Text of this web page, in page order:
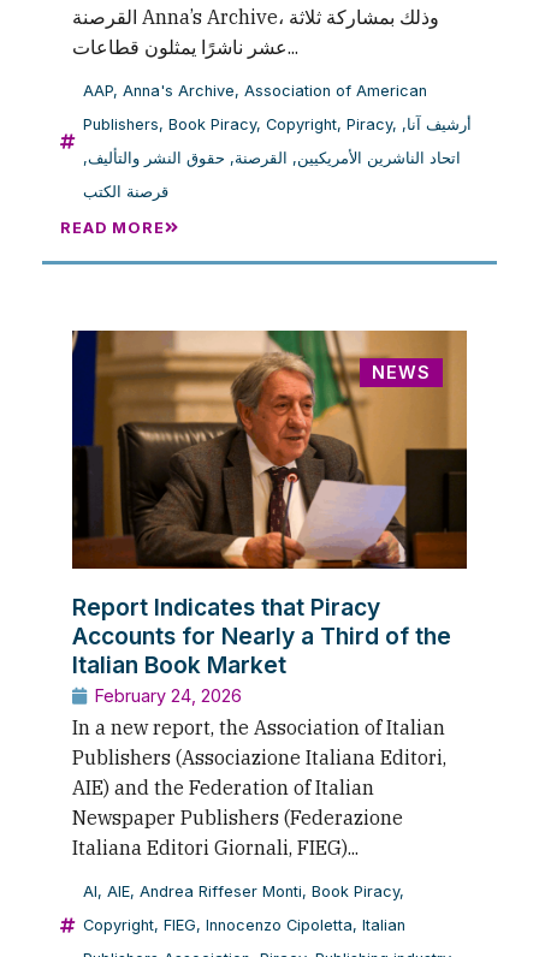
القرصنة Anna’s Archive، وذلك بمشاركة ثلاثة
عشر ناشرًا يمثلون قطاعات...
AAP, Anna's Archive, Association of American
Publishers, Book Piracy, Copyright, Piracy, أرشيف آنا,
اتحاد الناشرين الأمريكيين, القرصنة, حقوق النشر والتأليف,
قرصنة الكتب
READ MORE
NEWS
Report Indicates that Piracy
Accounts for Nearly a Third of the
Italian Book Market
February 24, 2026
In a new report, the Association of Italian
Publishers (Associazione Italiana Editori,
AIE) and the Federation of Italian
Newspaper Publishers (Federazione
Italiana Editori Giornali, FIEG)...
AI, AIE, Andrea Riffeser Monti, Book Piracy,
Copyright, FIEG, Innocenzo Cipoletta, Italian